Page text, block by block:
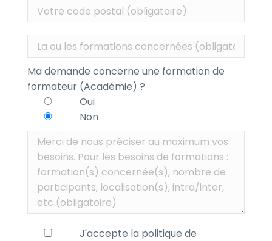
Ma demande concerne une formation de
formateur (Académie) ?
Oui
Non
J'accepte la politique de